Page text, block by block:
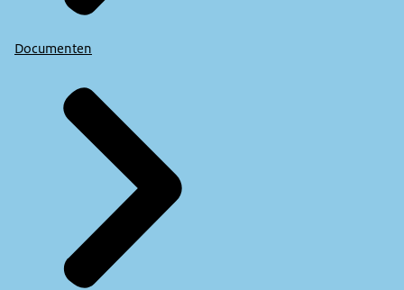
Documenten